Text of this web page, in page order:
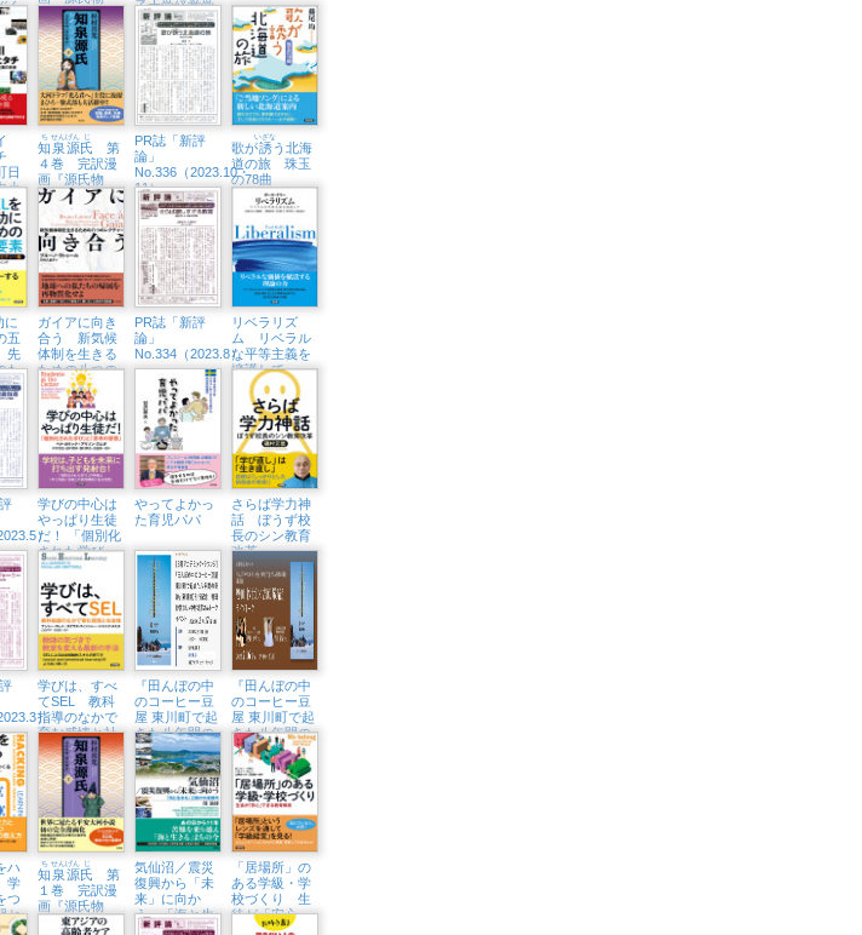
く
語』
子大学経営学
部、テイクオ
フ
日
小
知
ち
泉
せん
源
げん
氏
じ
第
４巻 完訳漫
画『源氏物
語』
PR誌「新評
論」
No.336（2023.10・
11）
歌が誘
いざな
う北海
道の旅 珠玉
の78曲
に
五
先
た
ィ
ガイアに向き
合う 新気候
体制を生きる
ための八つの
レクチャー
PR誌「新評
論」
No.334（2023.8）
リベラリズ
ム リベラル
な平等主義を
擁護して
）
学びの中心は
やっぱり生徒
だ！ 「個別化
された学び」
と「思考の習
慣」
やってよかっ
た育児パパ
さらば学力神
話 ぼうず校
長のシン教育
改革
）
学びは、すべ
てSEL 教科
指導のなかで
育む感情と社
会性
『田んぼの中
のコーヒー豆
屋 東川町で起
きた八年間の
奇跡』刊行記
念トークイベ
ント （2/17
㈮、紀伊國屋
書店新宿本
『田んぼの中
のコーヒー豆
屋 東川町で起
きた八年間の
奇跡』刊行記
念トークイベ
ント （2/16
㈭、オンライ
ン＋誠品生活
日本橋）
ハ
学
つ
セ
教
知
ち
泉
せん
源
げん
氏
じ
第
１巻 完訳漫
画『源氏物
語』
気仙沼／震災
復興から「未
来」に向か
う 「海と生
きる」三陸の
「居場所」の
ある学級・学
校づくり 生
徒が「安心」
できる教育環